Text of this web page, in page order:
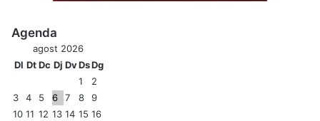
Agenda
agost 2026
Dl DtDc Dj DvDsDg
1
2
3
4 5 6 7 8
9
10 11 12 13 14 15 16